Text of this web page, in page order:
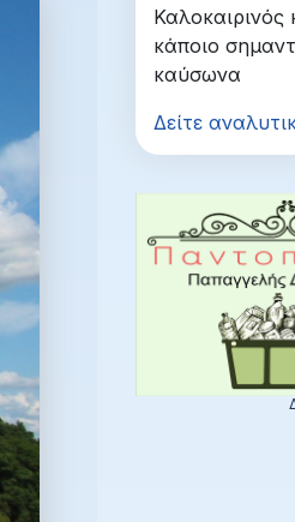
Καλοκαιρινός
κάποιο
καύσωνα
Δείτε